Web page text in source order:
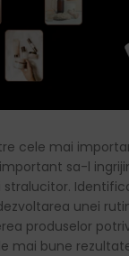
cele mai
sa-l
unei
produselor
mai bune